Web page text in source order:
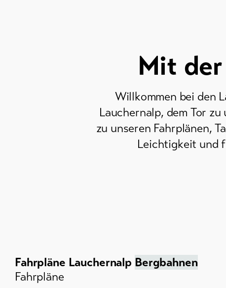
Mit
Willkommen bei den
Lauchernalp, dem Tor
zu unseren Fahrplänen,
Leichtigkeit und
Fahrpläne Lauchernalp Bergbahnen
Fahrpläne